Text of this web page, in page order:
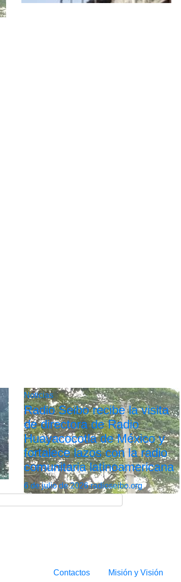
Noticias
Radio Seibo recibe la visita
de directora de Radio
Huayacocotla de México y
fortalece lazos con la radio
comunitaria latinoamericana
6 de julio de 2026radioseibo.org
Contactos Misión y Visión